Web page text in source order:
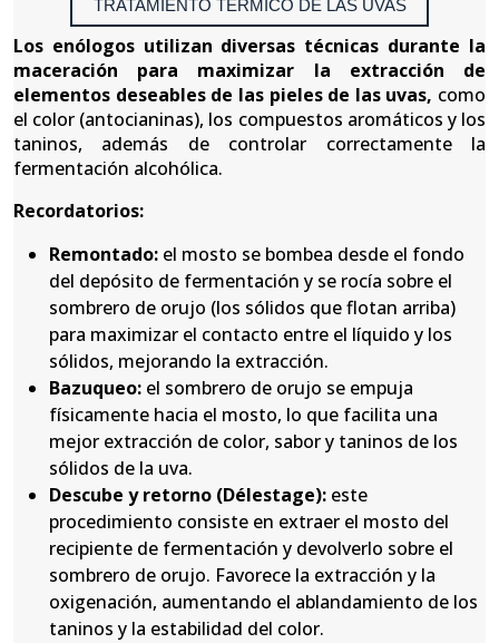
TRATAMIENTO TÉRMICO DE LAS UVAS
Los enólogos utilizan diversas técnicas durante la
maceración para maximizar la extracción de
elementos deseables de las pieles de las uvas, como
el color (antocianinas), los compuestos aromáticos y los
taninos, además de controlar correctamente la
fermentación alcohólica.
Recordatorios:
Remontado: el mosto se bombea desde el fondo
del depósito de fermentación y se rocía sobre el
sombrero de orujo (los sólidos que flotan arriba)
para maximizar el contacto entre el líquido y los
sólidos, mejorando la extracción.
Bazuqueo: el sombrero de orujo se empuja
físicamente hacia el mosto, lo que facilita una
mejor extracción de color, sabor y taninos de los
sólidos de la uva.
Descube y retorno (Délestage): este
procedimiento consiste en extraer el mosto del
recipiente de fermentación y devolverlo sobre el
sombrero de orujo. Favorece la extracción y la
oxigenación, aumentando el ablandamiento de los
taninos y la estabilidad del color.